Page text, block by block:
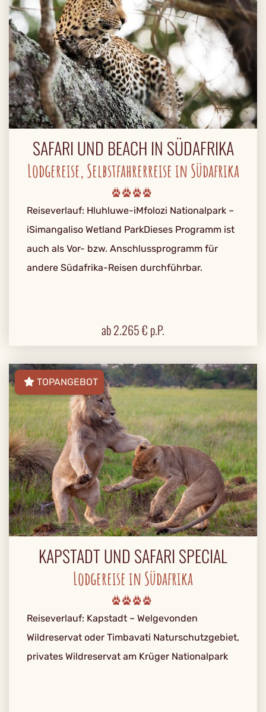
SAFARI UND BEACH IN SÜDAFRIKA
Lodgereise, Selbstfahrerreise in Südafrika
Reiseverlauf: Hluhluwe-iMfolozi Nationalpark –
iSimangaliso Wetland ParkDieses Programm ist
auch als Vor- bzw. Anschlussprogramm für
andere Südafrika-Reisen durchführbar.
ab2.265€ p.P.
TOPANGEBOT
KAPSTADT UND SAFARI SPECIAL
Lodgereise in Südafrika
Reiseverlauf: Kapstadt – Welgevonden
Wildreservat oder Timbavati Naturschutzgebiet,
privates Wildreservat am Krüger Nationalpark